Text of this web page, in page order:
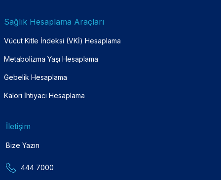
Sağlık Hesaplama Araçları
Vücut Kitle İndeksi (VKİ) Hesaplama
Metabolizma Yaşı Hesaplama
Gebelik Hesaplama
Kalori İhtiyacı Hesaplama
İletişim
Bize Yazın
444 7000